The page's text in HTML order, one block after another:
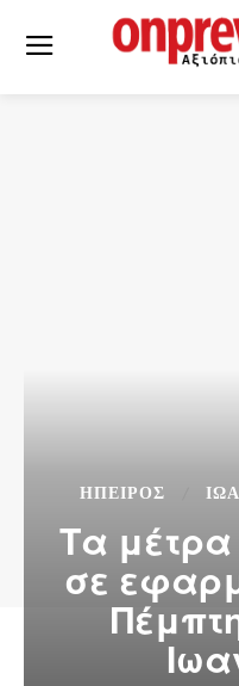
ΉΠΕΙΡΟΣ
Τα μέτρα
σε